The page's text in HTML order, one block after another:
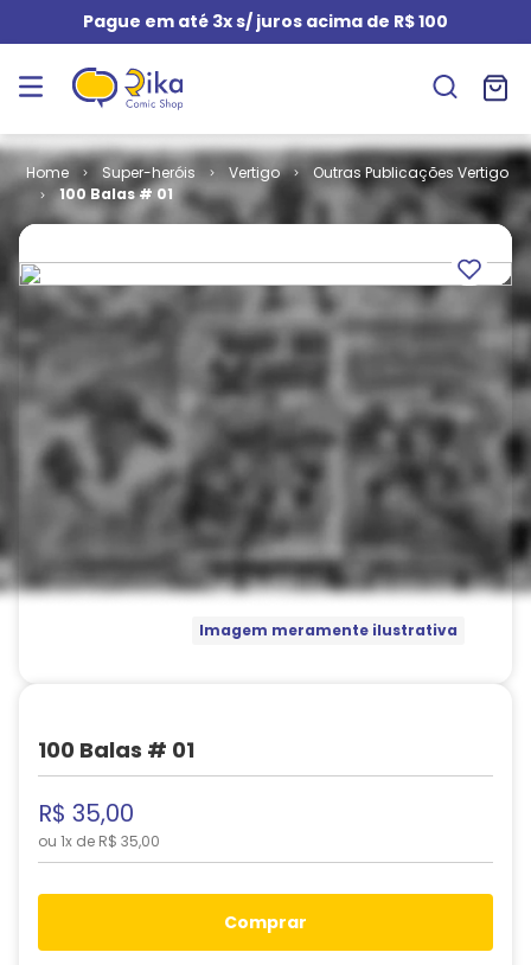
Pague em até 3x s/ juros acima de R$ 100
Super-heróis Vertigo
Outras Publicações Vertigo
100 Balas # 01
Imagem meramente ilustrativa
100 Balas # 01
R$ 35,00
ou 1x de R$ 35,00
comprar